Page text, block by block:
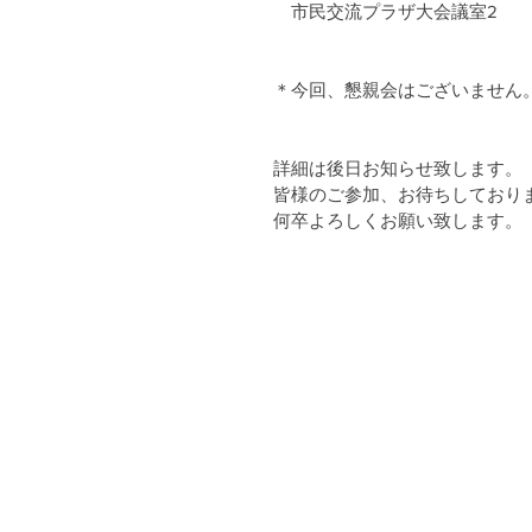
市民交流プラザ大会議室2
＊今回、懇親会はございません。
詳細は後日お知らせ致します。
皆様のご参加、お待ちしており
何卒よろしくお願い致します。